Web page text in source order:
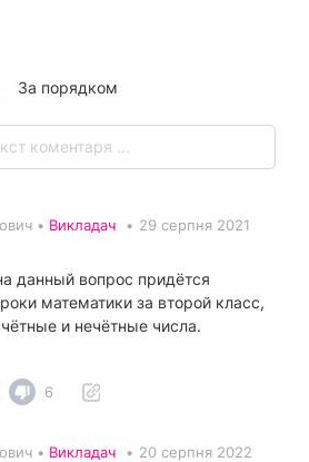
За порядком
• Викладач • 29 серпня 2021
данный вопрос придётся
математики за второй класс,
и нечётные числа.
6
• Викладач • 20 серпня 2022